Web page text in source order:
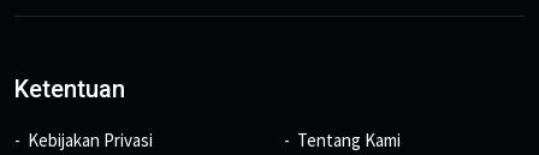
Ketentuan
Kebijakan Privasi
Tentang Kami